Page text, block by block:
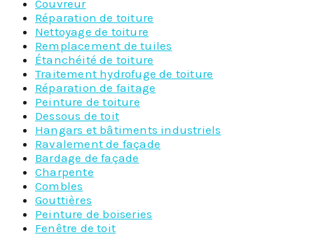
Couvreur
Réparation de toiture
Nettoyage de toiture
Remplacement de tuiles
Étanchéité de toiture
Traitement hydrofuge de toiture
Réparation de faitage
Peinture de toiture
Dessous de toit
Hangars et bâtiments industriels
Ravalement de façade
Bardage de façade
Charpente
Combles
Gouttières
Peinture de boiseries
Fenêtre de toit